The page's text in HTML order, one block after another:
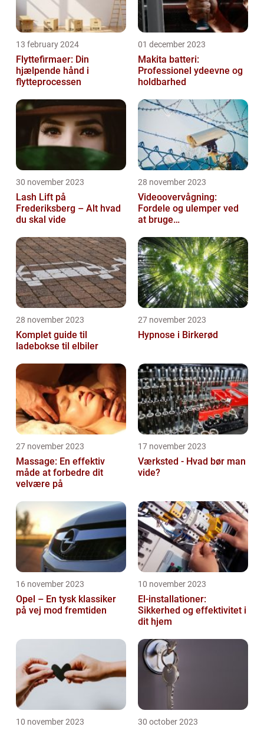
13 february 2024
Flyttefirmaer: Din
hjælpende hånd i
flytteprocessen
01 december 2023
Makita batteri:
Professionel ydeevne og
holdbarhed
30 november 2023
Lash Lift på
Frederiksberg – Alt hvad
du skal vide
28 november 2023
Videoovervågning:
Fordele og ulemper ved
at bruge
28 november 2023
Komplet guide til
ladebokse til elbiler
27 november 2023
Hypnose i Birkerød
27 november 2023
Massage: En effektiv
måde at forbedre dit
velvære på
17 november 2023
Værksted - Hvad bør man
vide?
16 november 2023
Opel – En tysk klassiker
på vej mod fremtiden
10 november 2023
El-installationer:
Sikkerhed og effektivitet i
dit hjem
10 november 2023 30 october 2023